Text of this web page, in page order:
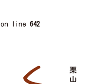
on line 642